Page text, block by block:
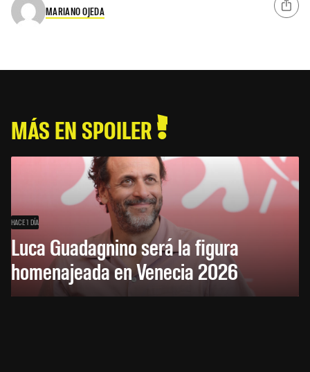
MARIANO OJEDA
MÁS EN SPOILER
HACE 1 DÍA
Luca Guadagnino será la figura
homenajeada en Venecia 2026